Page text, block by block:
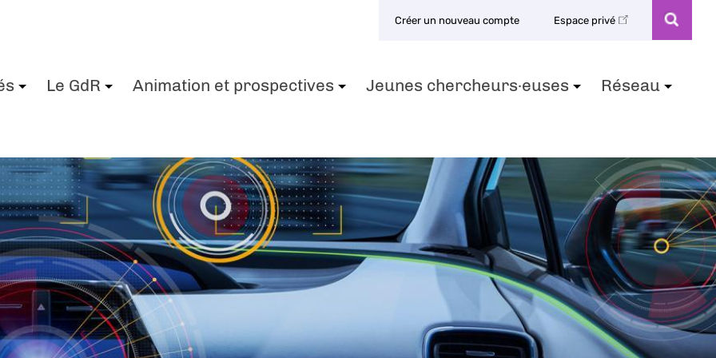
Créer un nouveau compte Espace privé
Le GdR Animation et prospectives Jeunes chercheurs·euses Réseau